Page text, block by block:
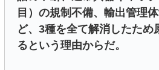
目）の規制不備、輸出管理
ど、3種を全て解消したため
るという理由からだ。